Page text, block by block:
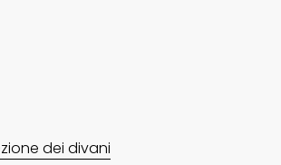
dei divani